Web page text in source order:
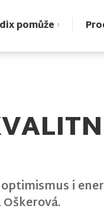
pomůže
i